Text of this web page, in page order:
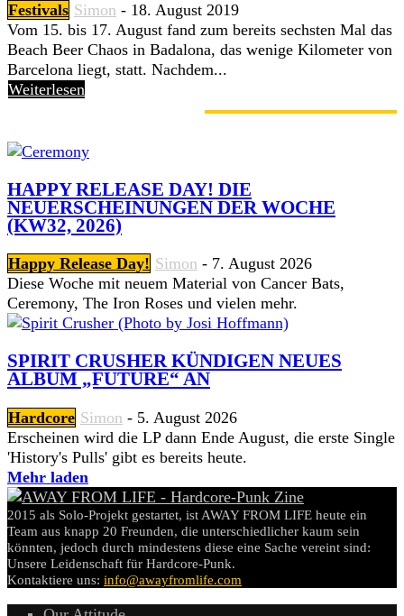
Festivals Simon - 18. August 2019
Vom 15. bis 17. August fand zum bereits sechsten Mal das
Beach Beer Chaos in Badalona, das wenige Kilometer von
Barcelona liegt, statt. Nachdem...
Weiterlesen
HAPPY RELEASE DAY! DIE
NEUERSCHEINUNGEN DER WOCHE
(KW32, 2026)
Happy Release Day! Simon - 7. August 2026
Diese Woche mit neuem Material von Cancer Bats,
Ceremony, The Iron Roses und vielen mehr.
SPIRIT CRUSHER KÜNDIGEN NEUES
ALBUM „FUTURE“ AN
Hardcore Simon - 5. August 2026
Erscheinen wird die LP dann Ende August, die erste Single
'History's Pulls' gibt es bereits heute.
Mehr laden
2015 als Solo-Projekt gestartet, ist AWAY FROM LIFE heute ein
Team aus knapp 20 Freunden, die unterschiedlicher kaum sein
könnten, jedoch durch mindestens diese eine Sache vereint sind:
Unsere Leidenschaft für Hardcore-Punk.
Kontaktiere uns: info@awayfromlife.com